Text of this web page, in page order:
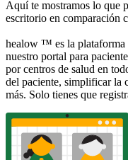
Aquí te mostramos lo que
escritorio en comparación
healow ™ es la plataforma
nuestro portal para
por centros de salud en
del paciente, simplificar la
más. Solo tienes que